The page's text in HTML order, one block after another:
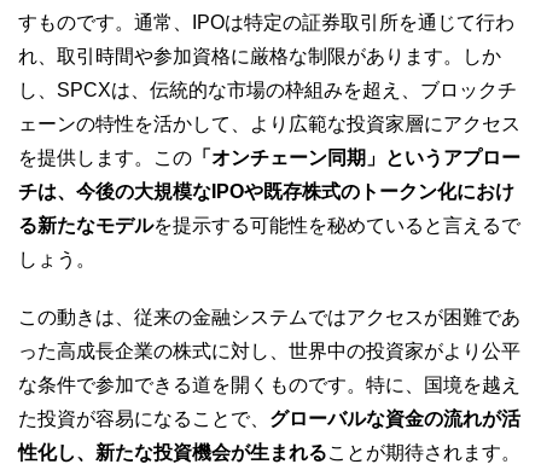
すものです。通常、IPOは特定の証券取引所を通じて行わ
れ、取引時間や参加資格に厳格な制限があります。しか
し、SPCXは、伝統的な市場の枠組みを超え、ブロックチ
ェーンの特性を活かして、より広範な投資家層にアクセス
を提供します。この 「オンチェーン同期」というアプロー
チは、今後の大規模なIPOや既存株式のトークン化におけ
る新たなモデルを提示する可能性を秘めていると言えるで
しょう。
この動きは、従来の金融システムではアクセスが困難であ
った高成長企業の株式に対し、世界中の投資家がより公平
な条件で参加できる道を開くものです。特に、国境を越え
た投資が容易になることで、 グローバルな資金の流れが活
性化し、新たな投資機会が生まれることが期待されます。